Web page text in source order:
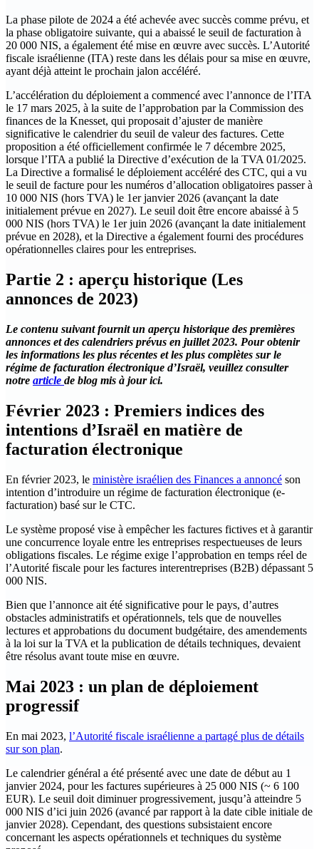
La phase pilote de 2024 a été achevée avec succès comme prévu, et
la phase obligatoire suivante, qui a abaissé le seuil de facturation à
20 000 NIS, a également été mise en œuvre avec succès. L’Autorité
fiscale israélienne (ITA) reste dans les délais pour sa mise en œuvre,
ayant déjà atteint le prochain jalon accéléré.
L’accélération du déploiement a commencé avec l’annonce de l’ITA
le 17 mars 2025, à la suite de l’approbation par la Commission des
finances de la Knesset, qui proposait d’ajuster de manière
significative le calendrier du seuil de valeur des factures. Cette
proposition a été officiellement confirmée le 7 décembre 2025,
lorsque l’ITA a publié la Directive d’exécution de la TVA 01/2025.
La Directive a formalisé le déploiement accéléré des CTC, qui a vu
le seuil de facture pour les numéros d’allocation obligatoires passer à
10 000 NIS (hors TVA) le 1er janvier 2026 (avançant la date
initialement prévue en 2027). Le seuil doit être encore abaissé à 5
000 NIS (hors TVA) le 1er juin 2026 (avançant la date initialement
prévue en 2028), et la Directive a également fourni des procédures
opérationnelles claires pour les entreprises.
Partie 2 : aperçu historique (Les
annonces de 2023)
Le contenu suivant fournit un aperçu historique des premières
annonces et des calendriers prévus en juillet 2023. Pour obtenir
les informations les plus récentes et les plus complètes sur le
régime de facturation électronique d’Israël, veuillez consulter
notre article de blog mis à jour ici.
Février 2023 : Premiers indices des
intentions d’Israël en matière de
facturation électronique
En février 2023, le ministère israélien des Finances a annoncé son
intention d’introduire un régime de facturation électronique (e-
facturation) basé sur le CTC.
Le système proposé vise à empêcher les factures fictives et à garantir
une concurrence loyale entre les entreprises respectueuses de leurs
obligations fiscales. Le régime exige l’approbation en temps réel de
l’Autorité fiscale pour les factures interentreprises (B2B) dépassant 5
000 NIS.
Bien que l’annonce ait été significative pour le pays, d’autres
obstacles administratifs et opérationnels, tels que de nouvelles
lectures et approbations du document budgétaire, des amendements
à la loi sur la TVA et la publication de détails techniques, devaient
être résolus avant toute mise en œuvre.
Mai 2023 : un plan de déploiement
progressif
En mai 2023, l’Autorité fiscale israélienne a partagé plus de détails
sur son plan.
Le calendrier général a été présenté avec une date de début au 1
janvier 2024, pour les factures supérieures à 25 000 NIS (~ 6 100
EUR). Le seuil doit diminuer progressivement, jusqu’à atteindre 5
000 NIS d’ici juin 2026 (avancé par rapport à la date cible initiale de
janvier 2028). Cependant, des questions subsistaient encore
concernant les aspects opérationnels et techniques du système